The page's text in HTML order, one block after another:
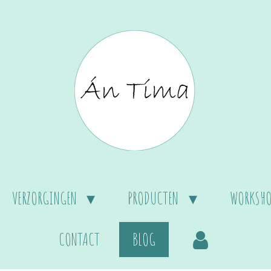
VERZORGINGEN PRODUCTEN
CONTACT
BLOG